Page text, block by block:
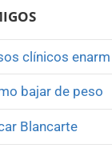
clínicos enarm
bajar de peso
Blancarte